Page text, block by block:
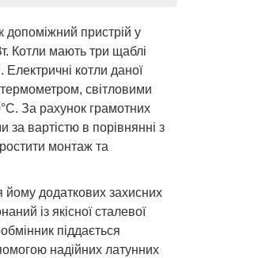
пристрій у
Котли мають три щаблі
котли даної
світловими
За рахунок грамотних
за вартістю в порівнянні з
монтаж та
йому додаткових захисних
із якісної сталевої
піддається
надійних латунних